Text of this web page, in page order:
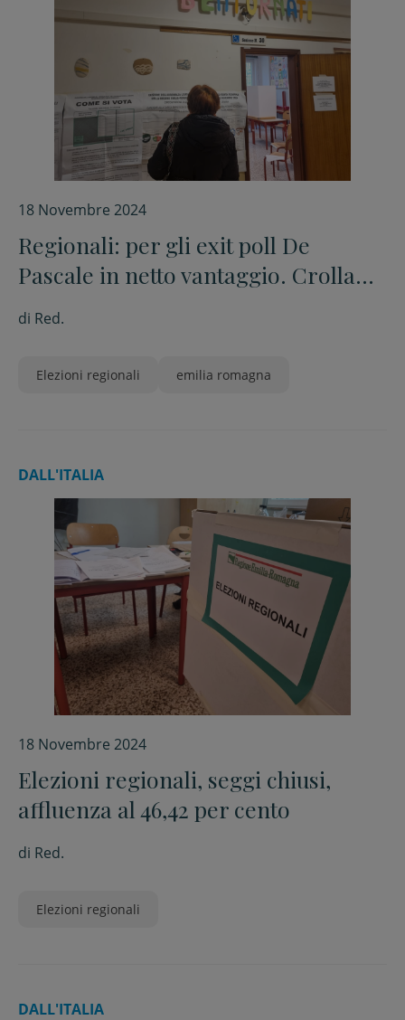
18 Novembre 2024
Regionali: per gli exit poll De
Pascale in netto vantaggio. Crolla
l’affluenza: -21,25%
di Red.
Elezioni regionali emilia romagna
DALL'ITALIA
18 Novembre 2024
Elezioni regionali, seggi chiusi,
affluenza al 46,42 per cento
di Red.
Elezioni regionali
DALL'ITALIA